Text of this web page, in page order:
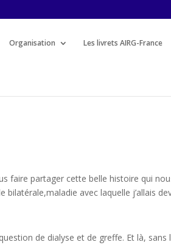
Organisation Les livrets AIRG-France
faire partager cette belle histoire qui
avec laquelle j’allais
de dialyse et de greffe. Et là, sans